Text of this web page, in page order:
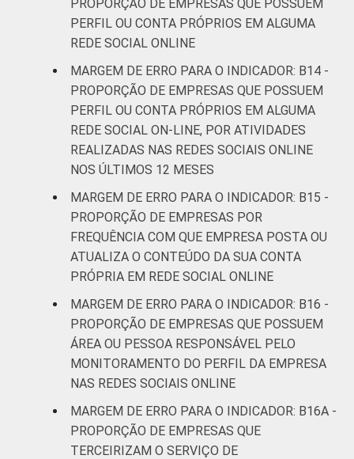
PROPORÇÃO DE EMPRESAS QUE POSSUEM
PERFIL OU CONTA PRÓPRIOS EM ALGUMA
REDE SOCIAL ONLINE
MARGEM DE ERRO PARA O INDICADOR: B14 -
PROPORÇÃO DE EMPRESAS QUE POSSUEM
PERFIL OU CONTA PRÓPRIOS EM ALGUMA
REDE SOCIAL ON-LINE, POR ATIVIDADES
REALIZADAS NAS REDES SOCIAIS ONLINE
NOS ÚLTIMOS 12 MESES
MARGEM DE ERRO PARA O INDICADOR: B15 -
PROPORÇÃO DE EMPRESAS POR
FREQUÊNCIA COM QUE EMPRESA POSTA OU
ATUALIZA O CONTEÚDO DA SUA CONTA
PRÓPRIA EM REDE SOCIAL ONLINE
MARGEM DE ERRO PARA O INDICADOR: B16 -
PROPORÇÃO DE EMPRESAS QUE POSSUEM
ÁREA OU PESSOA RESPONSÁVEL PELO
MONITORAMENTO DO PERFIL DA EMPRESA
NAS REDES SOCIAIS ONLINE
MARGEM DE ERRO PARA O INDICADOR: B16A -
PROPORÇÃO DE EMPRESAS QUE
TERCEIRIZAM O SERVIÇO DE